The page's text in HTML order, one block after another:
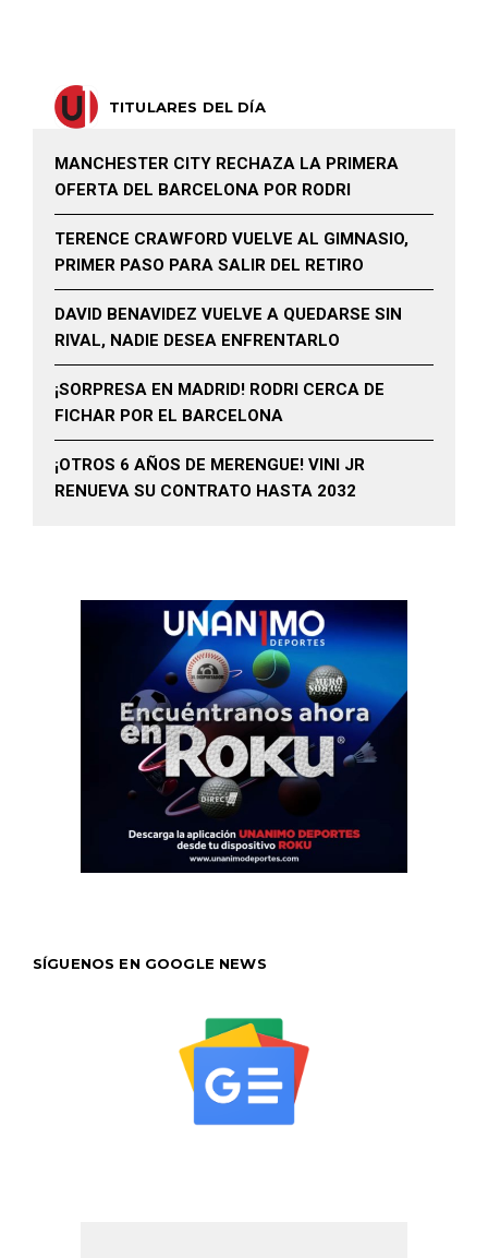
TITULARES DEL DÍA
MANCHESTER CITY RECHAZA LA PRIMERA
OFERTA DEL BARCELONA POR RODRI
TERENCE CRAWFORD VUELVE AL GIMNASIO,
PRIMER PASO PARA SALIR DEL RETIRO
DAVID BENAVIDEZ VUELVE A QUEDARSE SIN
RIVAL, NADIE DESEA ENFRENTARLO
¡SORPRESA EN MADRID! RODRI CERCA DE
FICHAR POR EL BARCELONA
¡OTROS 6 AÑOS DE MERENGUE! VINI JR
RENUEVA SU CONTRATO HASTA 2032
SÍGUENOS EN GOOGLE NEWS